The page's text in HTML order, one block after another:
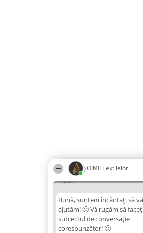
ȘOIMII Textilelor
12:34
Bună, suntem încântați să vă
ajutăm! 🙂 Vă rugăm să
subiectul de conversație
corespunzător! 🙂